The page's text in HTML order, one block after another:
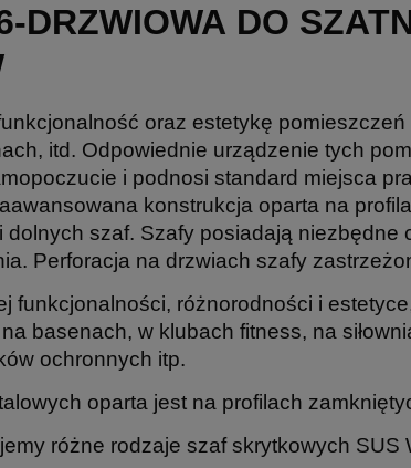
DRZWIOWA DO
oraz estetykę
itd. Odpowiednie urządzenie tych
i podnosi standard miejsca
konstrukcja oparta na
szaf. Szafy posiadają niezbędne
Perforacja na drzwiach szafy
funkcjonalności, różnorodności i
basenach, w klubach fitness, na
ochronnych itp.
oparta jest na profilach
różne rodzaje szaf skrytkowych SUS